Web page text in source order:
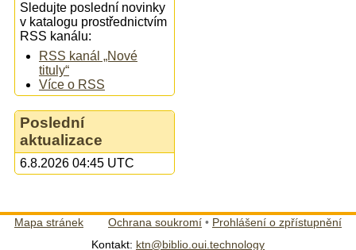
Sledujte poslední novinky
v katalogu prostřednictvím
RSS kanálu:
RSS kanál „Nové
tituly“
Více o RSS
Poslední
aktualizace
6.8.2026 04:45 UTC
Mapa stránek Ochrana soukromí • Prohlášení o zpřístupnění
Kontakt: ktn@biblio.oui.technology